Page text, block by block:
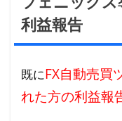
利益報告
既にFX自動売買
れた方の利益報